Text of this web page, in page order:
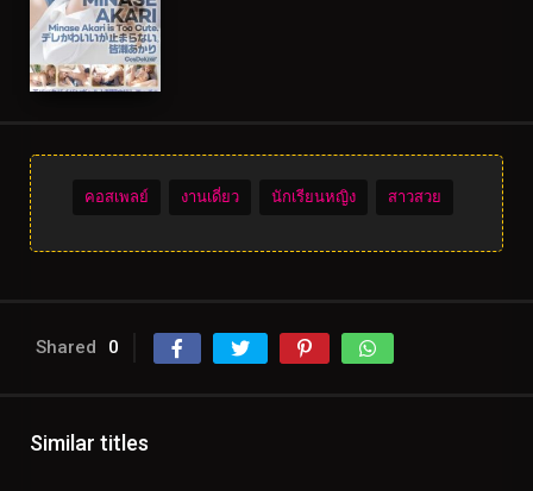
คอสเพลย์ งานเดี่ยว นักเรียนหญิง สาวสวย
Shared 0
Similar titles